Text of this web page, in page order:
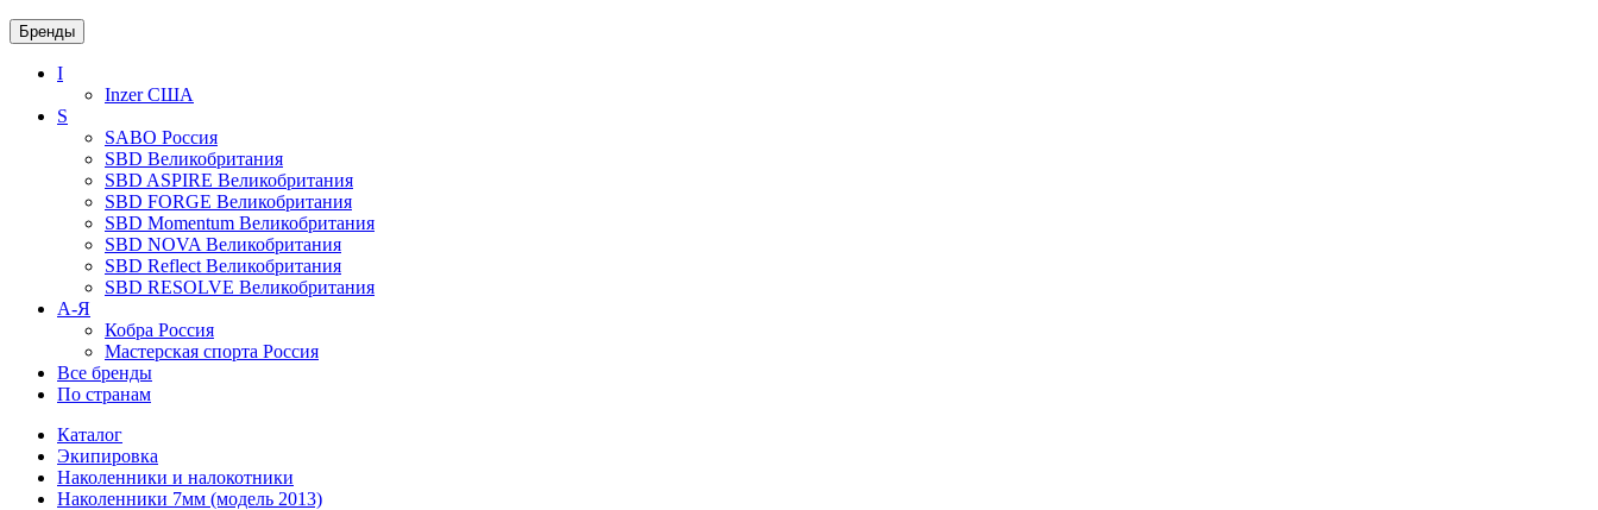
Бренды
I
InzerСША
S
SABO Россия
SBD Великобритания
SBD ASPIRE Великобритания
SBD FORGE Великобритания
SBD Momentum Великобритания
SBD NOVA Великобритания
SBD Reflect Великобритания
SBD RESOLVE Великобритания
А-Я
Кобра Россия
Мастерская спорта Россия
Все бренды
По странам
Каталог
Экипировка
Наколенники и налокотники
Наколенники 7мм (модель 2013)